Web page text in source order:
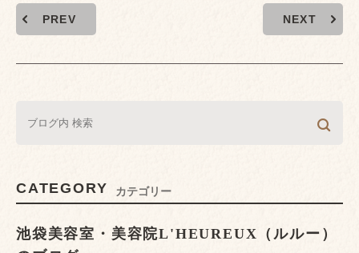
PREV NEXT
CATEGORY カテゴリー
池袋美容室・美容院L'HEUREUX（ルルー）